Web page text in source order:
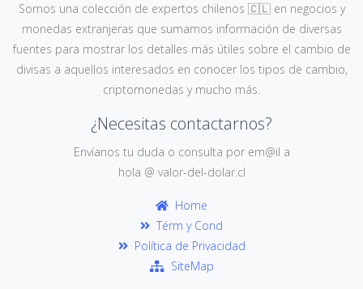
Somos una colección de expertos chilenos 🇨🇱 en negocios y
monedas extranjeras que sumamos información de diversas
fuentes para mostrar los detalles más útiles sobre el cambio de
divisas a aquellos interesados en conocer los tipos de cambio,
criptomonedas y mucho más.
¿Necesitas contactarnos?
Envíanos tu duda o consulta por em@il a
hola @ valor-del-dolar.cl
Home
Térm y Cond
Política de Privacidad
SiteMap